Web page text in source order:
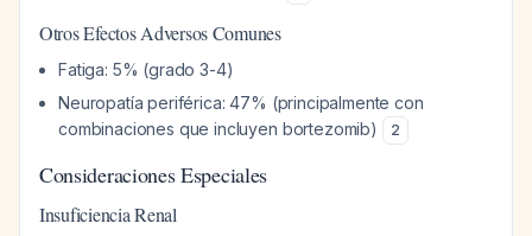
Otros Efectos Adversos Comunes
Fatiga: 5% (grado 3-4)
Neuropatía periférica: 47% (principalmente con
combinaciones que incluyen bortezomib)
2
Consideraciones Especiales
Insuficiencia Renal